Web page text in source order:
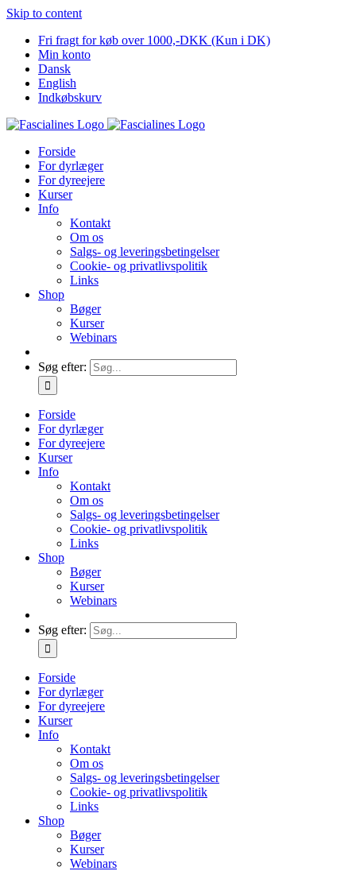
Skip to content
Fri fragt for køb over 1000,-DKK (Kun i DK)
Min konto
Dansk
English
Indkøbskurv
Forside
For dyrlæger
For dyreejere
Kurser
Info
Kontakt
Om os
Salgs- og leveringsbetingelser
Cookie- og privatlivspolitik
Links
Shop
Bøger
Kurser
Webinars
Søg efter:
Forside
For dyrlæger
For dyreejere
Kurser
Info
Kontakt
Om os
Salgs- og leveringsbetingelser
Cookie- og privatlivspolitik
Links
Shop
Bøger
Kurser
Webinars
Søg efter:
Forside
For dyrlæger
For dyreejere
Kurser
Info
Kontakt
Om os
Salgs- og leveringsbetingelser
Cookie- og privatlivspolitik
Links
Shop
Bøger
Kurser
Webinars